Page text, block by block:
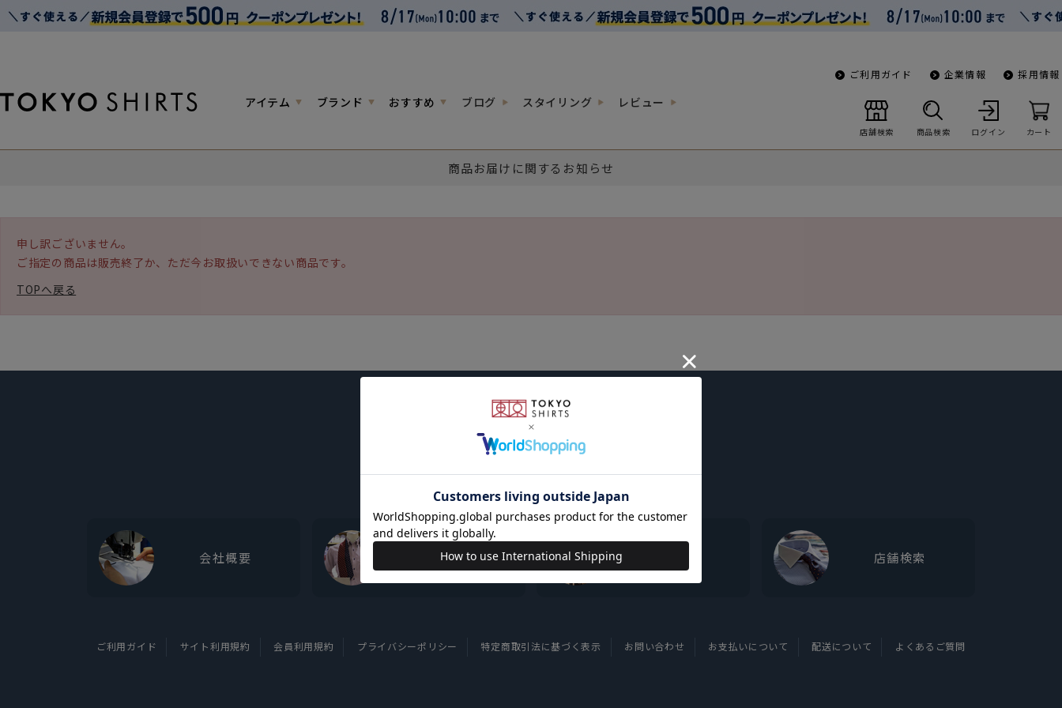
アイテム ブランド おすすめ ブログ スタイリング レビュー
ご利用ガイド 企業情報 採用情報
店舗検索 商品検索 ログイン カート
商品お届けに関するお知らせ
申し訳ございません。
ご指定の商品は販売終了か、ただ今お取扱いできない商品です。
TOPへ戻る
会社概要 東京シャツについて 店舗検索
ご利用ガイド サイト利用規約 会員利用規約 プライバシーポリシー 特定商取引法に基づく表示 お問い合わせ お支払いについて 配送について よくあるご質問